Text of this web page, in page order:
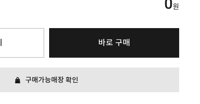
0원
바로 구매
구매가능매장 확인